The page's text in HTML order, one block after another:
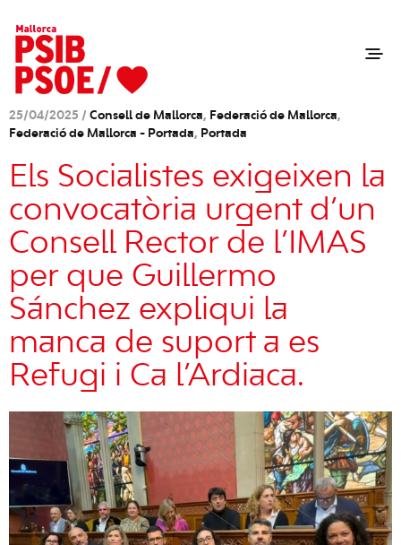
25/04/2025 / Consell de Mallorca, Federació de Mallorca,
Federació de Mallorca - Portada, Portada
Els Socialistes exigeixen la
convocatòria urgent d’un
Consell Rector de l’IMAS
per que Guillermo
Sánchez expliqui la
manca de suport a es
Refugi i Ca l’Ardiaca.